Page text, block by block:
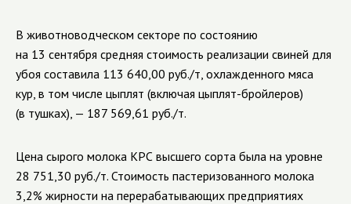
В животноводческом секторе по состоянию
на 13 сентября средняя стоимость реализации свиней для
убоя составила 113 640,00 руб./т, охлажденного мяса
кур, в том числе цыплят (включая цыплят-бройлеров)
(в тушках), — 187 569,61 руб./т.
Цена сырого молока КРС высшего сорта была на уровне
28 751,30 руб./т. Стоимость пастеризованного молока
3,2% жирности на перерабатывающих предприятиях